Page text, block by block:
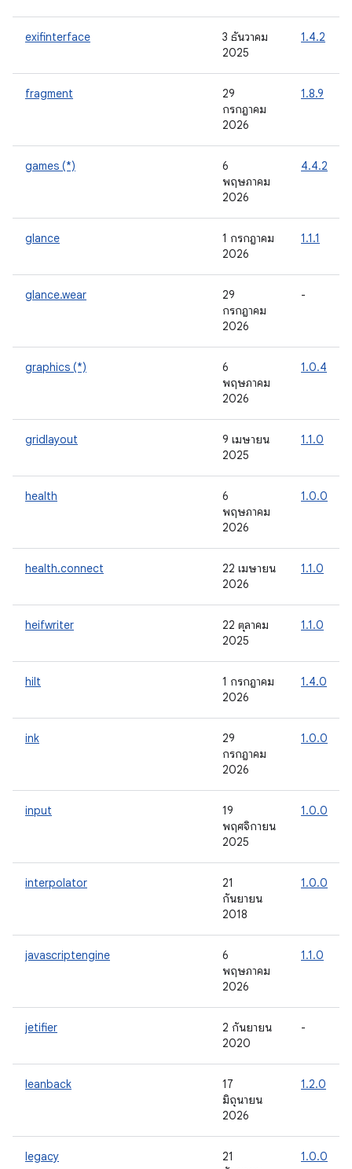
exifinterface
3 ธันวาคม
2025
1.4.2
fragment
29
กรกฎาคม
2026
1.8.9
games (*)
6
พฤษภาคม
2026
4.4.2
glance
1 กรกฎาคม
2026
1.1.1
glance.wear
29
กรกฎาคม
2026
-
graphics (*)
6
พฤษภาคม
2026
1.0.4
gridlayout
9 เมษายน
2025
1.1.0
health
6
พฤษภาคม
2026
1.0.0
health.connect
22 เมษายน
2026
1.1.0
heifwriter
22 ตุลาคม
2025
1.1.0
hilt
1 กรกฎาคม
2026
1.4.0
ink
29
กรกฎาคม
2026
1.0.0
input
19
พฤศจิกายน
2025
1.0.0
interpolator
21
กันยายน
2018
1.0.0
javascriptengine
6
พฤษภาคม
2026
1.1.0
jetifier
2 กันยายน
2020
-
leanback
17
มิถุนายน
2026
1.2.0
legacy
21
1.0.0